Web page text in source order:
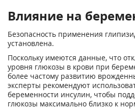
Влияние на
Безопасность применения
установлена.
Поскольку имеются данные, что
уровня глюкозы в крови при
более частому развитию
эксперты рекомендуют
беременности инсулин, чтобы
глюкозы максимально близко к